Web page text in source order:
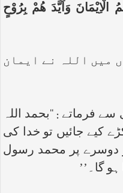
وَاَیَّدَ ھُمْ بِرُوْحٍ
میں اللہ نے ایمان
فرماتے : ‘‘بحمد اللہ
کیے جائیں تو خدا کی
دوسرے پر محمد رسول
گا۔’’